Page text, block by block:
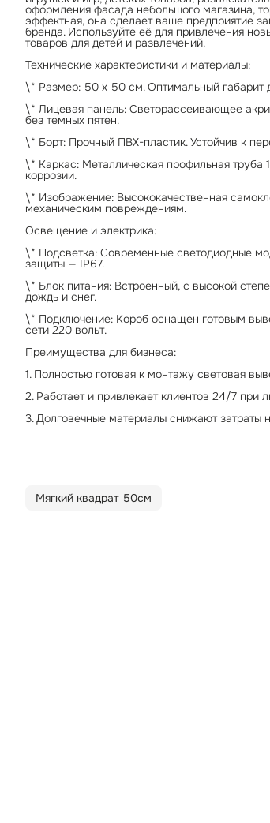
оформления фасада небольшого магазина,
эффектная, она сделает ваше предприятие
бренда. Используйте её для привлечения
товаров для детей и развлечений.
Технические характеристики и материалы:
\* Размер: 50 х 50 см. Оптимальный габарит
\* Лицевая панель: Светорассеивающее
без темных пятен.
\* Борт: Прочный ПВХ-пластик. Устойчив к
\* Каркас: Металлическая профильная труба
коррозии.
\* Изображение: Высококачественная
механическим повреждениям.
Освещение и электрика:
\* Подсветка: Современные светодиодные
защиты — IP67.
\* Блок питания: Встроенный, с высокой
дождь и снег.
\* Подключение: Короб оснащен готовым
сети 220 вольт.
Преимущества для бизнеса:
1. Полностью готовая к монтажу световая
2. Работает и привлекает клиентов 24/7 при
3. Долговечные материалы снижают
Мягкий квадрат 50см